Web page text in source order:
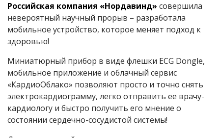
Российская компания «Нордавинд» совершила
невероятный научный прорыв – разработала
мобильное устройство, которое меняет подход к
здоровью!
Миниатюрный прибор в виде флешки ECG Dongle,
мобильное приложение и облачный сервис
«КардиоОблако» позволяют просто и точно снять
электрокардиограмму, легко отправить ее врачу-
кардиологу и быстро получить его мнение о
состоянии сердечно-сосудистой системы!